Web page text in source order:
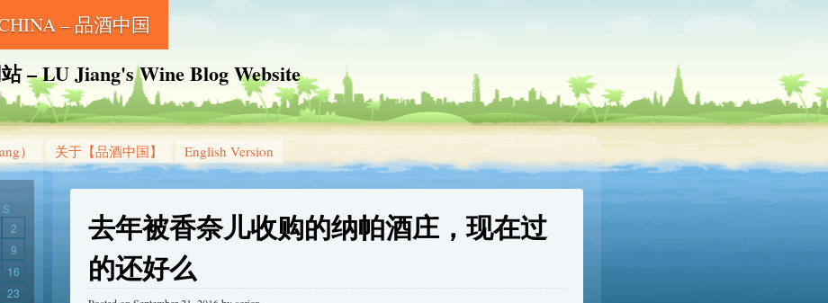
– 品酒中国
– LU Jiang's Wine Blog Website
） 关于【品酒中国】 English Version
去年被香奈儿收购的纳帕酒庄，现在过
的还好么
S
2
9
16
23